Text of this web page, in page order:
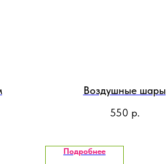
Воздушные шары
550 р.
Подробнее